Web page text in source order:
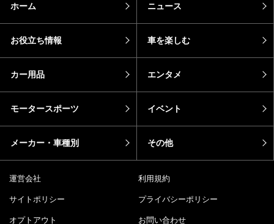
ホーム ニュース
お役立ち情報 車を楽しむ
カー用品 エンタメ
モータースポーツ イベント
メーカー・車種別 その他
運営会社 利用規約
サイトポリシー プライバシーポリシー
オプトアウト お問い合わせ